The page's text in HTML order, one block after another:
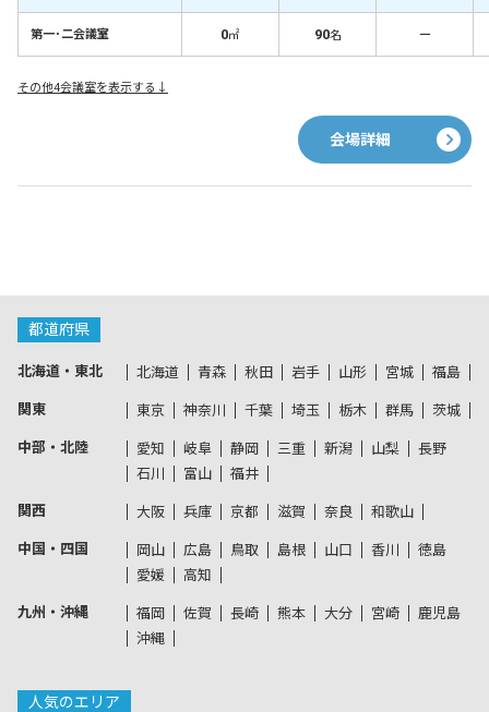
第一･二会議室 0㎡ 90名 －
その他4会議室を表示する↓
会場詳細
都道府県
北海道・東北 北海道 青森 秋田 岩手 山形 宮城 福島
関東 東京 神奈川 千葉 埼玉 栃木 群馬 茨城
中部・北陸 愛知 岐阜 静岡 三重 新潟 山梨
長野
石川
富山 福井
関西 大阪 兵庫 京都 滋賀 奈良 和歌山
中国・四国 岡山 広島 鳥取 島根 山口 香川
徳島
愛媛
高知
九州・沖縄 福岡 佐賀 長崎 熊本 大分 宮崎
鹿児島
沖縄
人気のエリア